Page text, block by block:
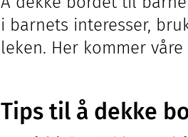
i barnets interesser,
leken. Her kommer
Tips til å dekke